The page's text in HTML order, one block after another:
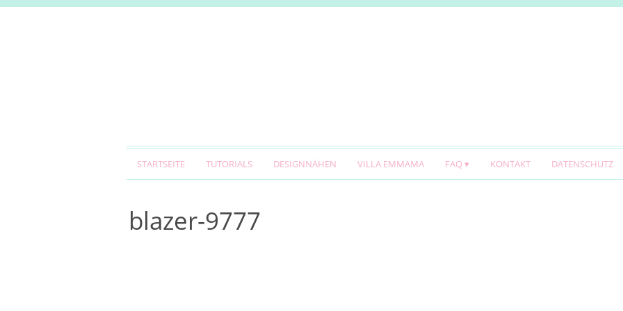
STARTSEITE TUTORIALS DESIGNNÄHEN VILLA EMMAMA FAQ KONTAKT DATENSCHUTZ
blazer-9777